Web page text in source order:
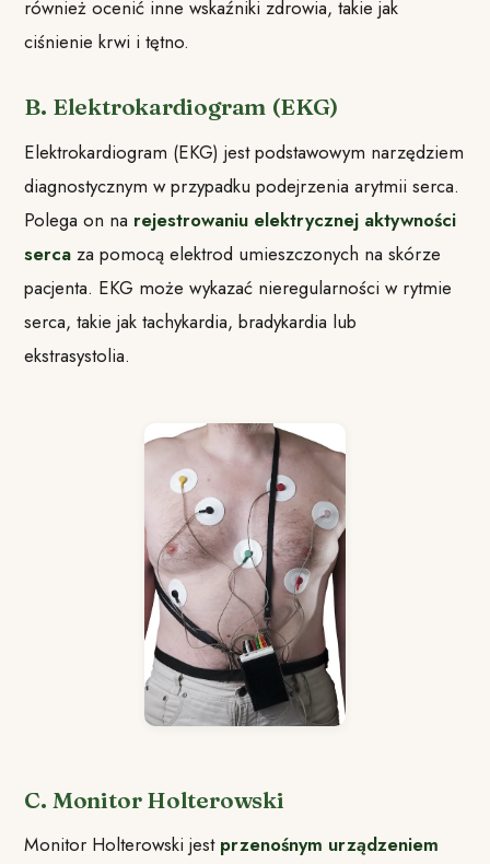
również ocenić inne wskaźniki zdrowia, takie jak
ciśnienie krwi i tętno.
B. Elektrokardiogram (EKG)
Elektrokardiogram (EKG) jest podstawowym narzędziem
diagnostycznym w przypadku podejrzenia arytmii serca.
Polega on na rejestrowaniu elektrycznej aktywności
serca za pomocą elektrod umieszczonych na skórze
pacjenta. EKG może wykazać nieregularności w rytmie
serca, takie jak tachykardia, bradykardia lub
ekstrasystolia.
C. Monitor Holterowski
Monitor Holterowski jest przenośnym urządzeniem